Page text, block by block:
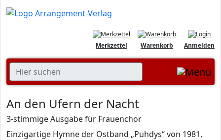
Anmelden
Warenkorb
Merkzettel
An den Ufern der Nacht
3-stimmige Ausgabe für Frauenchor
Einzigartige Hymne der Ostband „Puhdys“ von 1981,